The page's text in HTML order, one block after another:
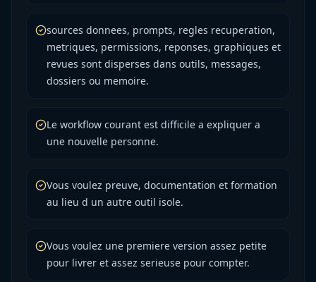
sources donnees, prompts, regles recuperation,
metriques, permissions, reponses, graphiques et
revues sont disperses dans outils, messages,
dossiers ou memoire.
Le workflow courant est difficile a expliquer a
une nouvelle personne.
Vous voulez preuve, documentation et formation
au lieu d un autre outil isole.
Vous voulez une premiere version assez petite
pour livrer et assez serieuse pour compter.